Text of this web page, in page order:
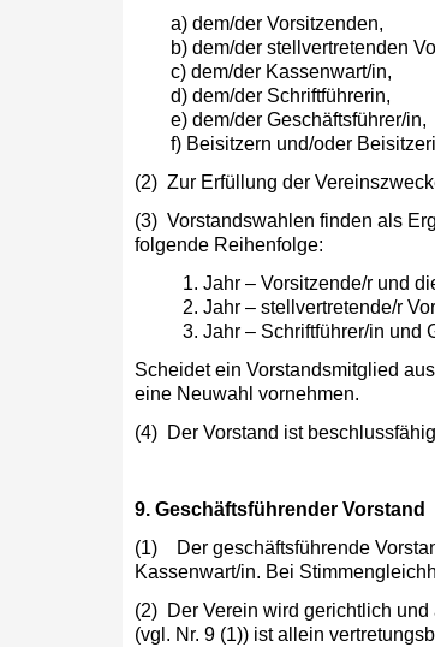
a) dem/der Vorsitzenden,
b) dem/der stellvertretenden
c) dem/der Kassenwart/in,
d) dem/der Schriftführerin,
e) dem/der Geschäftsführer/in,
f) Beisitzern und/oder
(2) Zur Erfüllung der
(3) Vorstandswahlen finden als
folgende Reihenfolge:
1. Jahr – Vorsitzende/r und
2. Jahr – stellvertretende/r
3. Jahr – Schriftführer/in und
Scheidet ein Vorstandsmitglied
eine Neuwahl vornehmen.
(4) Der Vorstand ist
9. Geschäftsführender Vorstand
(1) Der geschäftsführende
Kassenwart/in. Bei
(2) Der Verein wird gerichtlich und
(vgl. Nr. 9 (1)) ist allein